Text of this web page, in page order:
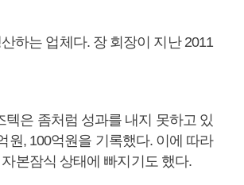
하는 업체다. 장 회장이 지난 2011
은 좀처럼 성과를 내지 못하고 있
원, 100억원을 기록했다. 이에 따라
본잠식 상태에 빠지기도 했다.